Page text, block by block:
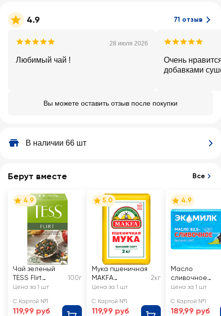
4.9 71 отзыв
28 июля 2026
Любимый чай !
Очень
добавками
Вы можете оставить отзыв после покупки
В наличии 66 шт
Берут вместе Все
4.9
Чай зеленый
TESS Flirt
листовой
100г
Цена за 1 шт
С Картой №1
119,99 руб
5.0
Мука пшеничная
MAKFA
хлебопекарная
2кг
Цена за 1 шт
С Картой №1
119,99 руб
4.9
Масло
сливочное
ЭКОМИЛК
сорт, без змж
Цена за 1 шт
С Картой №1
189,99 руб